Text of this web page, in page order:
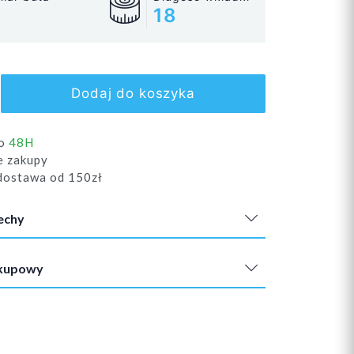
18
Dodaj do koszyka
48H
zakupy
od 150zł